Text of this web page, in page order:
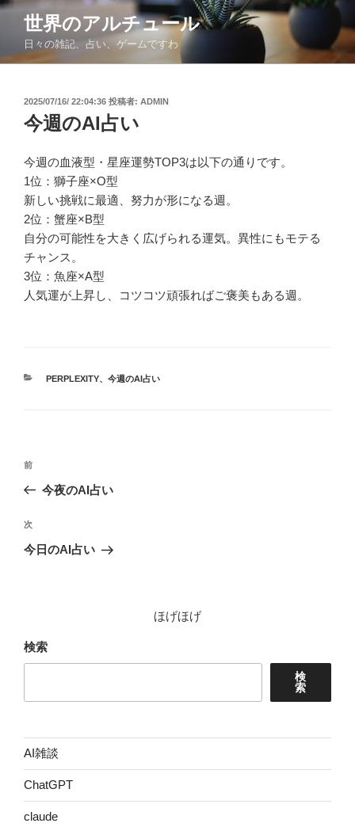
コ
ン
世界のアルチュール
日々の雑記、占い、ゲームですわ
投
稿
日:
2025/07/16/ 22:04:36 投稿者: ADMIN
今週のAI占い
今週の血液型・星座運勢TOP3は以下の通りです。
1位：獅子座×O型
新しい挑戦に最適、努力が形になる週。
2位：蟹座×B型
自分の可能性を大きく広げられる運気。異性にもモテる
チャンス。
3位：魚座×A型
人気運が上昇し、コツコツ頑張ればご褒美もある週。
カ
PERPLEXITY、 今週のAI占い
投
ビ
ゲ
前
の
稿
前
今夜のAI占い
次
の
次
今日のAI占い
ほげほげ
検索
検
索
AI雑談
ChatGPT
claude